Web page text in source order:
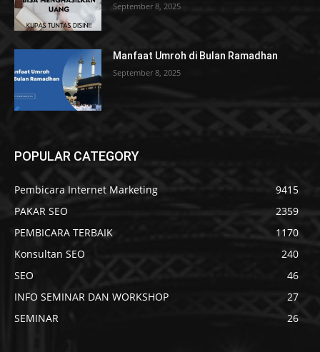
September 8, 2025
Manfaat Umroh di Bulan Ramadhan
September 8, 2025
POPULAR CATEGORY
Pembicara Internet Marketing
9415
PAKAR SEO
2359
PEMBICARA TERBAIK
1170
Konsultan SEO
240
SEO
46
INFO SEMINAR DAN WORKSHOP
27
SEMINAR
26